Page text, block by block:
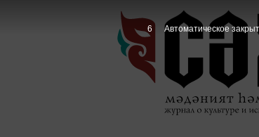
5 Автоматическое